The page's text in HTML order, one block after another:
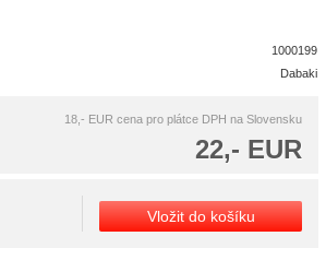
1000199
Dabaki
18,- EUR cena pro plátce DPH na Slovensku
22,- EUR
Vložit do košíku